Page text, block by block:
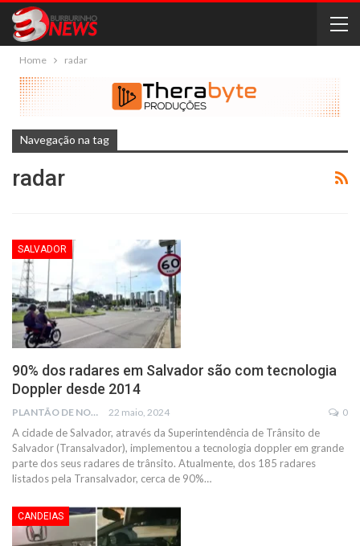
Home radar
Navegação na tag
radar
SALVADOR
90% dos radares em Salvador são com tecnologia
Doppler desde 2014
PLANTÃO DE NOTÍCIAS 22 maio, 2024 0
A cidade de Salvador, através da Superintendência de Trânsito de
Salvador (Transalvador), implementou a tecnologia doppler em grande
parte dos seus radares de trânsito. Atualmente, dos 185 radares
listados pela Transalvador, cerca de 90%…
CANDEIAS